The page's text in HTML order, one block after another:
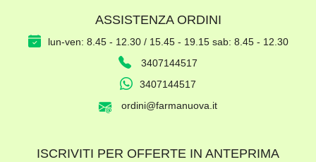
ASSISTENZA ORDINI
lun-ven: 8.45 - 12.30 / 15.45 - 19.15 sab: 8.45 - 12.30
3407144517
3407144517
ordini@farmanuova.it
ISCRIVITI PER OFFERTE IN ANTEPRIMA